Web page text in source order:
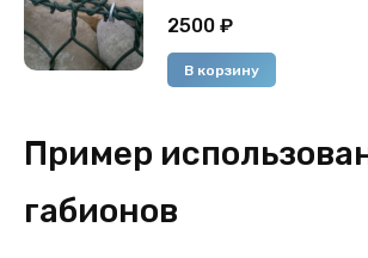
2500 ₽
В корзину
Пример
габионов